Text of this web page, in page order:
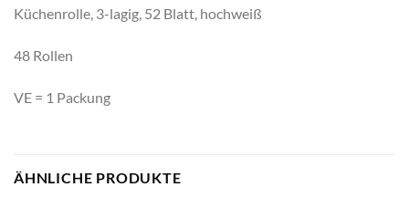
Küchenrolle, 3-lagig, 52 Blatt, hochweiß
48 Rollen
VE = 1 Packung
ÄHNLICHE PRODUKTE